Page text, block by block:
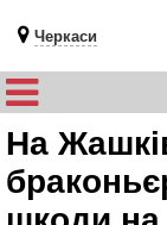
Черкаси
На